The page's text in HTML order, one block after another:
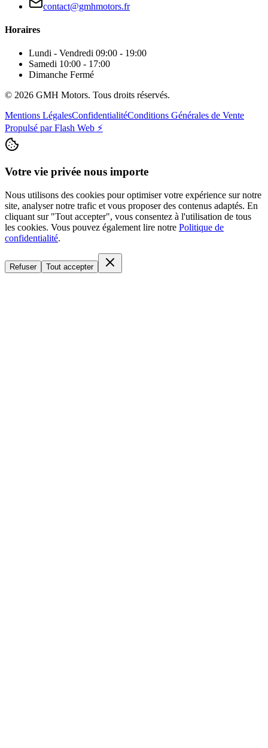
contact@gmhmotors.fr
Horaires
Lundi - Vendredi 09:00 - 19:00
Samedi 10:00 - 17:00
Dimanche Fermé
© 2026 GMH Motors. Tous droits réservés.
Mentions LégalesConfidentialitéConditions Générales de Vente
Propulsé parFlash Web ⚡
Votre vie privée nous importe
Nous utilisons des cookies pour optimiser votre expérience sur notre
site, analyser notre trafic et vous proposer des contenus adaptés. En
cliquant sur "Tout accepter", vous consentez à l'utilisation de tous
les cookies. Vous pouvez également lire notre Politique de
confidentialité.
Refuser Tout accepter